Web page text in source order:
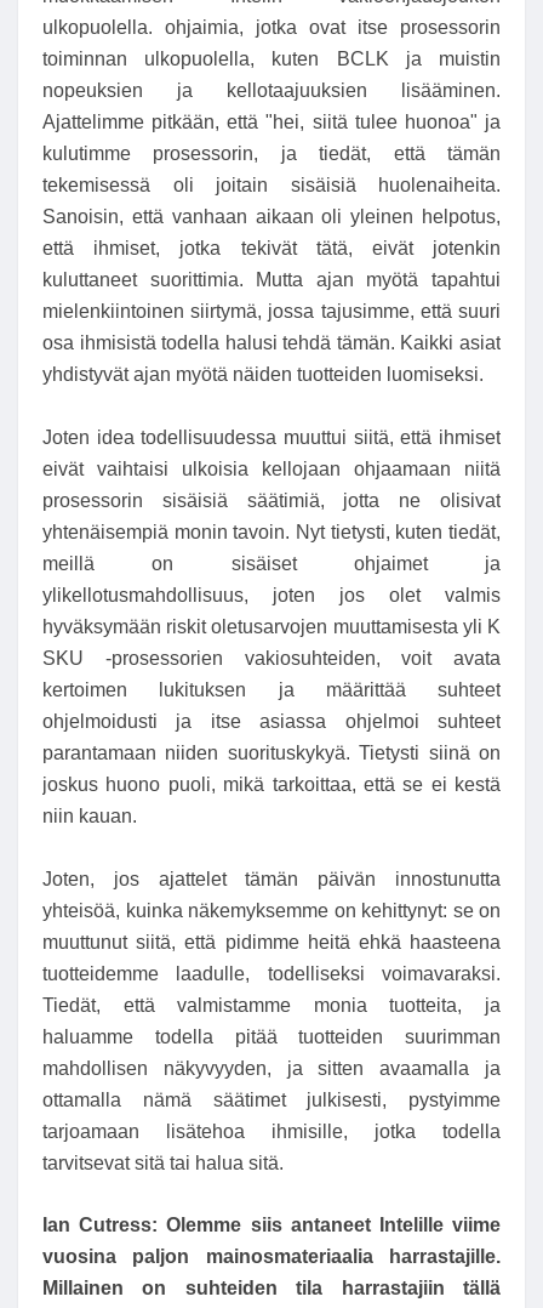
ulkopuolella. ohjaimia, jotka ovat itse prosessorin
toiminnan ulkopuolella, kuten BCLK ja muistin
nopeuksien ja kellotaajuuksien lisääminen.
Ajattelimme pitkään, että "hei, siitä tulee huonoa" ja
kulutimme prosessorin, ja tiedät, että tämän
tekemisessä oli joitain sisäisiä huolenaiheita.
Sanoisin, että vanhaan aikaan oli yleinen helpotus,
että ihmiset, jotka tekivät tätä, eivät jotenkin
kuluttaneet suorittimia. Mutta ajan myötä tapahtui
mielenkiintoinen siirtymä, jossa tajusimme, että suuri
osa ihmisistä todella halusi tehdä tämän. Kaikki asiat
yhdistyvät ajan myötä näiden tuotteiden luomiseksi.
Joten idea todellisuudessa muuttui siitä, että ihmiset
eivät vaihtaisi ulkoisia kellojaan ohjaamaan niitä
prosessorin sisäisiä säätimiä, jotta ne olisivat
yhtenäisempiä monin tavoin. Nyt tietysti, kuten tiedät,
meillä on sisäiset ohjaimet ja
ylikellotusmahdollisuus, joten jos olet valmis
hyväksymään riskit oletusarvojen muuttamisesta yli K
SKU -prosessorien vakiosuhteiden, voit avata
kertoimen lukituksen ja määrittää suhteet
ohjelmoidusti ja itse asiassa ohjelmoi suhteet
parantamaan niiden suorituskykyä. Tietysti siinä on
joskus huono puoli, mikä tarkoittaa, että se ei kestä
niin kauan.
Joten, jos ajattelet tämän päivän innostunutta
yhteisöä, kuinka näkemyksemme on kehittynyt: se on
muuttunut siitä, että pidimme heitä ehkä haasteena
tuotteidemme laadulle, todelliseksi voimavaraksi.
Tiedät, että valmistamme monia tuotteita, ja
haluamme todella pitää tuotteiden suurimman
mahdollisen näkyvyyden, ja sitten avaamalla ja
ottamalla nämä säätimet julkisesti, pystyimme
tarjoamaan lisätehoa ihmisille, jotka todella
tarvitsevat sitä tai halua sitä.
Ian Cutress: Olemme siis antaneet Intelille viime
vuosina paljon mainosmateriaalia harrastajille.
Millainen on suhteiden tila harrastajiin tällä